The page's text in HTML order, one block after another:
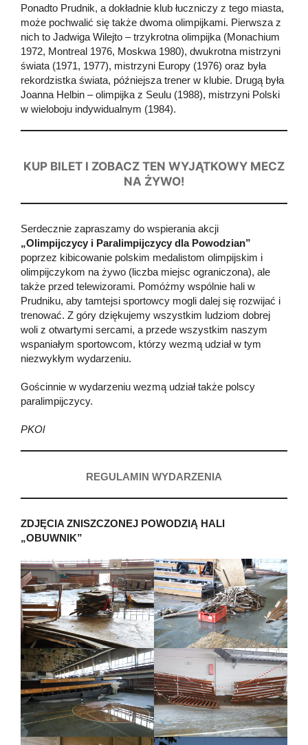
Ponadto Prudnik, a dokładnie klub łuczniczy z tego miasta,
może pochwalić się także dwoma olimpijkami. Pierwsza z
nich to Jadwiga Wilejto – trzykrotna olimpijka (Monachium
1972, Montreal 1976, Moskwa 1980), dwukrotna mistrzyni
świata (1971, 1977), mistrzyni Europy (1976) oraz była
rekordzistka świata, późniejsza trener w klubie. Drugą była
Joanna Helbin – olimpijka z Seulu (1988), mistrzyni Polski
w wieloboju indywidualnym (1984).
KUP BILET I ZOBACZ TEN WYJĄTKOWY MECZ
NA ŻYWO!
Serdecznie zapraszamy do wspierania akcji
„Olimpijczycy i Paralimpijczycy dla Powodzian”
poprzez kibicowanie polskim medalistom olimpijskim i
olimpijczykom na żywo (liczba miejsc ograniczona), ale
także przed telewizorami. Pomóżmy wspólnie hali w
Prudniku, aby tamtejsi sportowcy mogli dalej się rozwijać i
trenować. Z góry dziękujemy wszystkim ludziom dobrej
woli z otwartymi sercami, a przede wszystkim naszym
wspaniałym sportowcom, którzy wezmą udział w tym
niezwykłym wydarzeniu.
Gościnnie w wydarzeniu wezmą udział także polscy
paralimpijczycy.
PKOl
REGULAMIN WYDARZENIA
ZDJĘCIA ZNISZCZONEJ POWODZIĄ HALI
„OBUWNIK”